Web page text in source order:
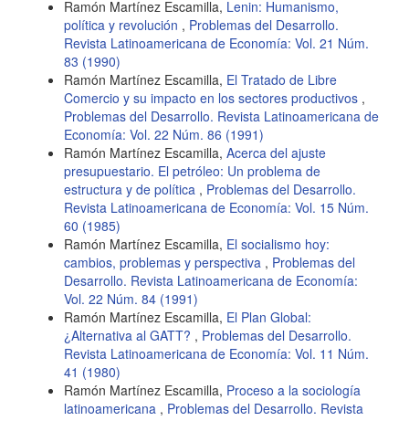
Ramón Martínez Escamilla, Lenin: Humanismo,
política y revolución , Problemas del Desarrollo.
Revista Latinoamericana de Economía: Vol. 21 Núm.
83 (1990)
Ramón Martínez Escamilla, El Tratado de Libre
Comercio y su impacto en los sectores productivos ,
Problemas del Desarrollo. Revista Latinoamericana de
Economía: Vol. 22 Núm. 86 (1991)
Ramón Martínez Escamilla, Acerca del ajuste
presupuestario. El petróleo: Un problema de
estructura y de política , Problemas del Desarrollo.
Revista Latinoamericana de Economía: Vol. 15 Núm.
60 (1985)
Ramón Martínez Escamilla, El socialismo hoy:
cambios, problemas y perspectiva , Problemas del
Desarrollo. Revista Latinoamericana de Economía:
Vol. 22 Núm. 84 (1991)
Ramón Martínez Escamilla, El Plan Global:
¿Alternativa al GATT? , Problemas del Desarrollo.
Revista Latinoamericana de Economía: Vol. 11 Núm.
41 (1980)
Ramón Martínez Escamilla, Proceso a la sociología
latinoamericana , Problemas del Desarrollo. Revista